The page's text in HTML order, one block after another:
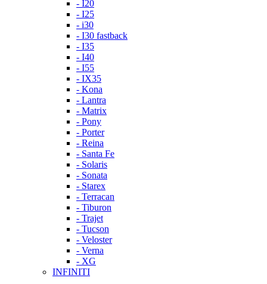
- I20
- I25
- i30
- I30 fastback
- I35
- I40
- I55
- IX35
- Kona
- Lantra
- Matrix
- Pony
- Porter
- Reina
- Santa Fe
- Solaris
- Sonata
- Starex
- Terracan
- Tiburon
- Trajet
- Tucson
- Veloster
- Verna
- XG
INFINITI